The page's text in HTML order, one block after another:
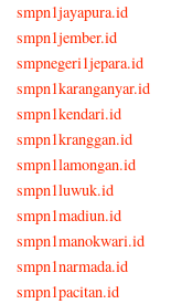
smpn1jayapura.id
smpn1jember.id
smpnegeri1jepara.id
smpn1karanganyar.id
smpn1kendari.id
smpn1kranggan.id
smpn1lamongan.id
smpn1luwuk.id
smpn1madiun.id
smpn1manokwari.id
smpn1narmada.id
smpn1pacitan.id